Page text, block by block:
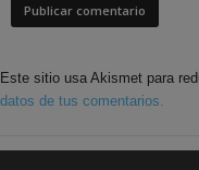
Este sitio usa Akismet para
datos de tus comentarios.